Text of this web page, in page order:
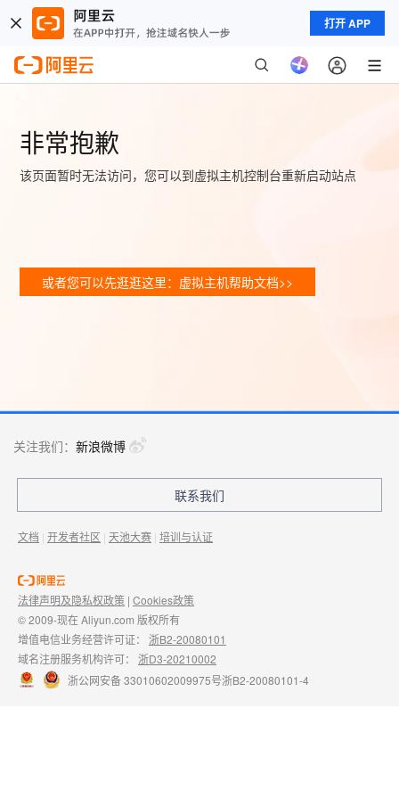
打开 APP
非常抱歉
该页面暂时无法访问，您可以到虚拟主机控制台重新启动站点
或者您可以先逛逛这里：虚拟主机帮助文档>>